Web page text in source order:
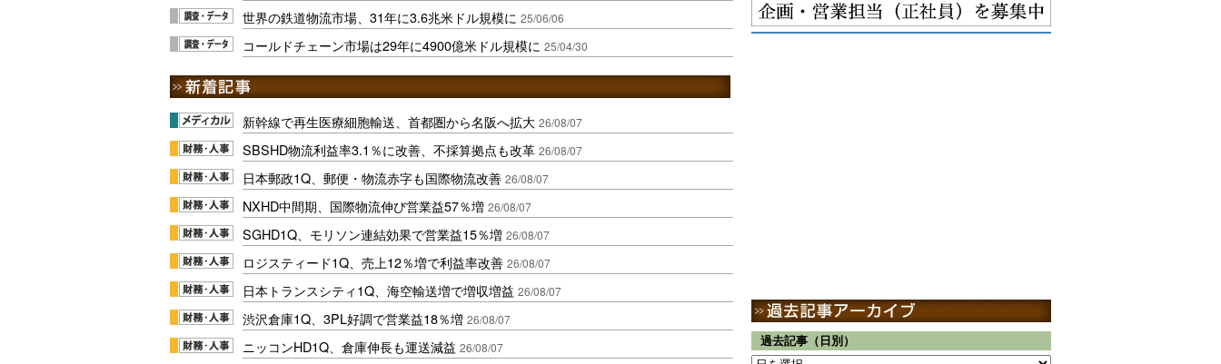
世界の鉄道物流市場、31年に3.6兆米ドル規模に 25/06/06
コールドチェーン市場は29年に4900億米ドル規模に 25/04/30
新幹線で再生医療細胞輸送、首都圏から名阪へ拡大 26/08/07
SBSHD物流利益率3.1％に改善、不採算拠点も改革 26/08/07
日本郵政1Q、郵便・物流赤字も国際物流改善 26/08/07
NXHD中間期、国際物流伸び営業益57％増 26/08/07
SGHD1Q、モリソン連結効果で営業益15％増 26/08/07
ロジスティード1Q、売上12％増で利益率改善 26/08/07
日本トランスシティ1Q、海空輸送増で増収増益 26/08/07
渋沢倉庫1Q、3PL好調で営業益18％増 26/08/07
ニッコンHD1Q、倉庫伸長も運送減益 26/08/07 過去記事（日別）